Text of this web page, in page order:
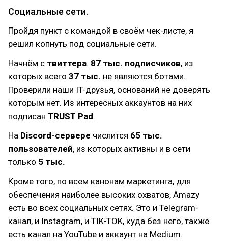
Социальные сети.
Пройдя пункт с командой в своём чек-листе, я
решил копнуть под социальные сети.
Начнём с твиттера. 87 тыс. подписчиков, из
которых всего 37 тыс. не являются ботами.
Проверили наши IT-друзья, оснований не доверять
которым нет. Из интересных аккаунтов на них
подписан TRUST Pad.
На Discord-сервере числится 65 тыс.
пользователей, из которых активны и в сети
только 5 тыс.
Кроме того, по всем канонам маркетинга, для
обеспечения наиболее высоких охватов, Amazy
есть во всех социальных сетях. Это и Telegram-
канал, и Instagram, и TIK-TOK, куда без него, также
есть канал на YouTube и аккаунт на Medium.